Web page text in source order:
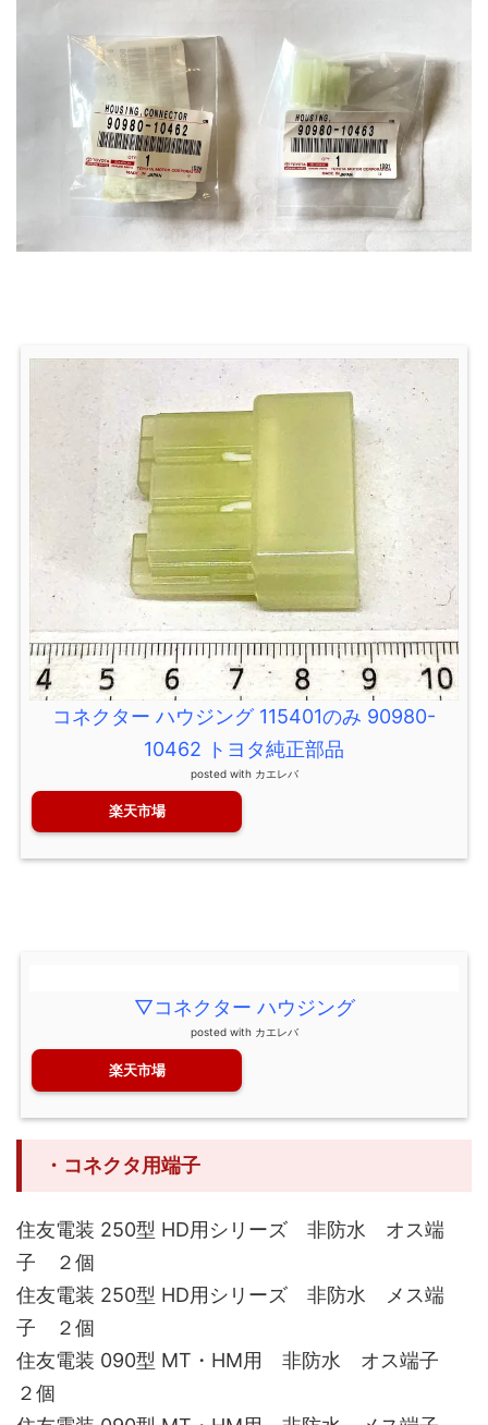
コネクター ハウジング 115401のみ 90980-
10462 トヨタ純正部品
posted with カエレバ
楽天市場
▽コネクター ハウジング
posted with カエレバ
楽天市場
・コネクタ用端子
住友電装 250型 HD用シリーズ 非防水 オス端
子 ２個
住友電装 250型 HD用シリーズ 非防水 メス端
子 ２個
住友電装 090型 MT・HM用 非防水 オス端子
２個